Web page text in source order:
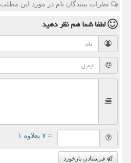
نظرات بینندگان نام در مورد این مطلب
لطفا شما همنظر دهید
= ۷ بعلاوه ۱
فرستادن بازخورد